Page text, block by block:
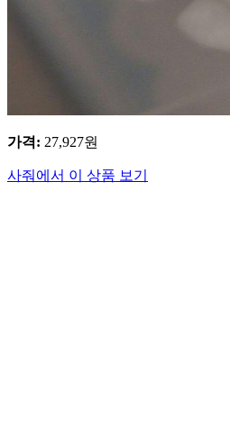
가격: 27,927원
사줘에서 이 상품 보기